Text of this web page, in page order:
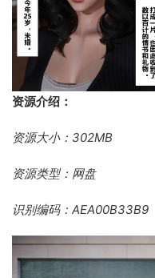
资源介绍：
资源大小：302MB
资源类型：网盘
识别编码：AEA00B33B9